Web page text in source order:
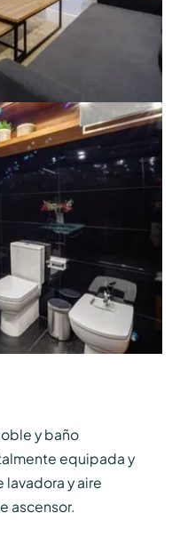
y baño
equipada y
y aire
ascensor.